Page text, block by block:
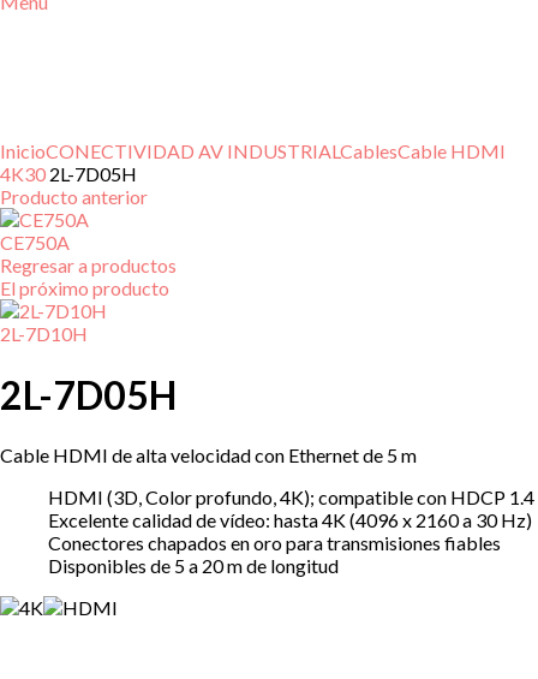
InicioCONECTIVIDAD AV INDUSTRIALCablesCable HDMI
4K30 2L-7D05H
Producto anterior
CE750A
Regresar a productos
El próximo producto
2L-7D10H
2L-7D05H
Cable HDMI de alta velocidad con Ethernet de 5 m
HDMI (3D, Color profundo, 4K); compatible con HDCP 1.4
Excelente calidad de vídeo: hasta 4K (4096 x 2160 a 30 Hz)
Conectores chapados en oro para transmisiones fiables
Disponibles de 5 a 20 m de longitud